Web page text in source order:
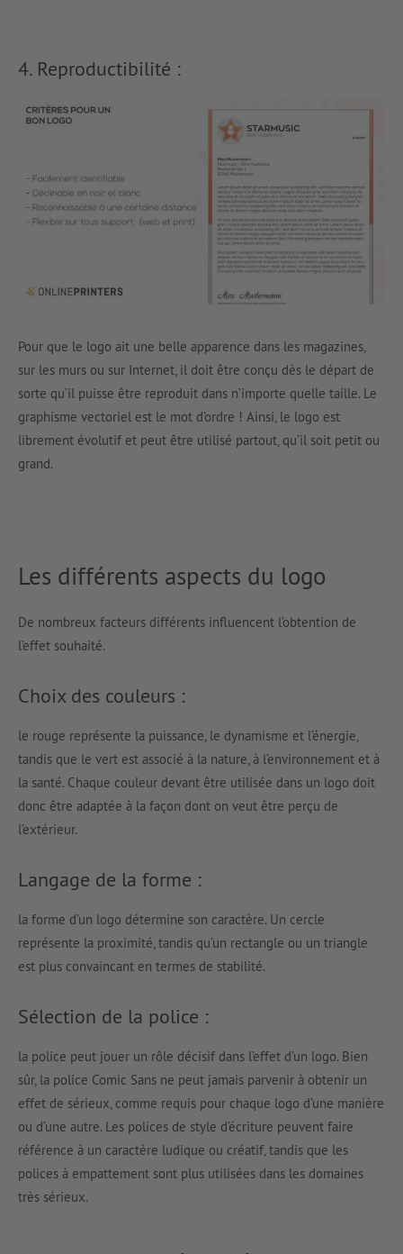
4. Reproductibilité :
Pour que le logo ait une belle apparence dans les magazines,
sur les murs ou sur Internet, il doit être conçu dès le départ de
sorte qu’il puisse être reproduit dans n’importe quelle taille. Le
graphisme vectoriel est le mot d’ordre ! Ainsi, le logo est
librement évolutif et peut être utilisé partout, qu’il soit petit ou
grand.
Les différents aspects du logo
De nombreux facteurs différents influencent l’obtention de
l’effet souhaité.
Choix des couleurs :
le rouge représente la puissance, le dynamisme et l’énergie,
tandis que le vert est associé à la nature, à l’environnement et à
la santé. Chaque couleur devant être utilisée dans un logo doit
donc être adaptée à la façon dont on veut être perçu de
l’extérieur.
Langage de la forme :
la forme d’un logo détermine son caractère. Un cercle
représente la proximité, tandis qu’un rectangle ou un triangle
est plus convaincant en termes de stabilité.
Sélection de la police :
la police peut jouer un rôle décisif dans l’effet d’un logo. Bien
sûr, la police Comic Sans ne peut jamais parvenir à obtenir un
effet de sérieux, comme requis pour chaque logo d’une manière
ou d’une autre. Les polices de style d’écriture peuvent faire
référence à un caractère ludique ou créatif, tandis que les
polices à empattement sont plus utilisées dans les domaines
très sérieux.